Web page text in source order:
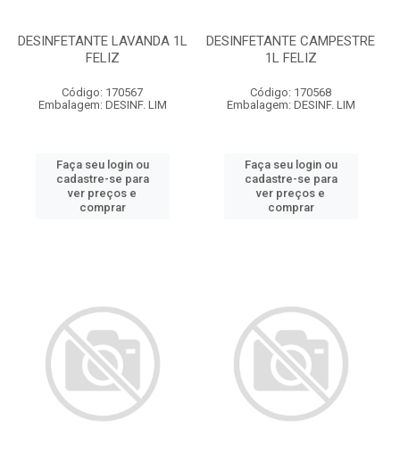
DESINFETANTE LAVANDA 1L
FELIZ
Código: 170567
Embalagem: DESINF. LIM
Faça seu login ou
cadastre-se para
ver preços e
comprar
DESINFETANTE CAMPESTRE
1L FELIZ
Código: 170568
Embalagem: DESINF. LIM
Faça seu login ou
cadastre-se para
ver preços e
comprar